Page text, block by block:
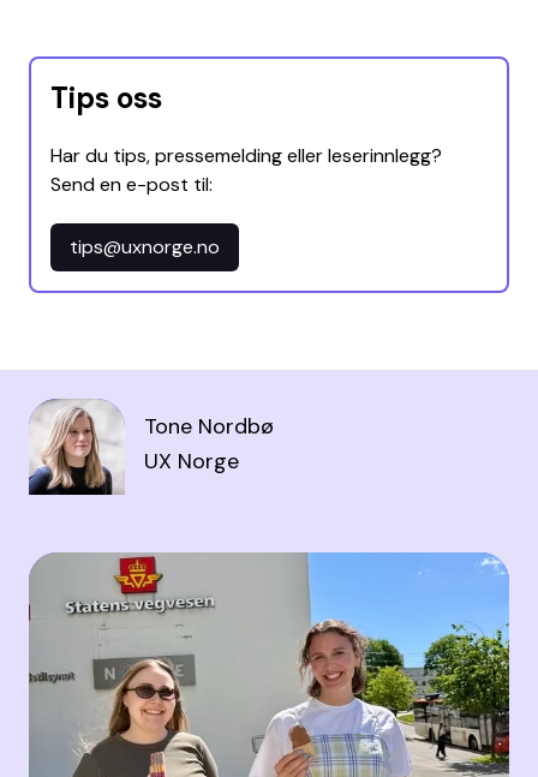
Tips oss
Har du tips, pressemelding eller leserinnlegg?
Send en e-post til:
tips@uxnorge.no
Tone Nordbø
UX Norge